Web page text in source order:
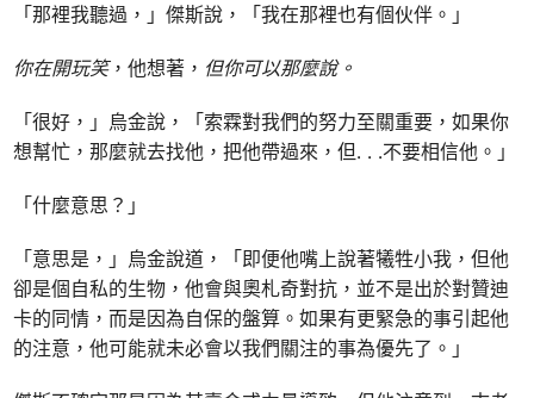
「那裡我聽過，」傑斯說，「我在那裡也有個伙伴。」
你在開玩笑，他想著， 但你可以那麼說。
「很好，」烏金說，「索霖對我們的努力至關重要，如果你
想幫忙，那麼就去找他，把他帶過來，但. . .不要相信他。」
「什麼意思？」
「意思是，」烏金說道，「即便他嘴上說著犧牲小我，但他
卻是個自私的生物，他會與奧札奇對抗，並不是出於對贊迪
卡的同情，而是因為自保的盤算。如果有更緊急的事引起他
的注意，他可能就未必會以我們關注的事為優先了。」